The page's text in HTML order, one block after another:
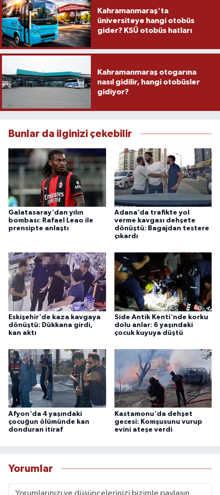
Kahramanmaraş'ta
üniversiteye hangi otobüs
gider? KSÜ otobüs hatları
Kahramanmaraş otogarına
nasıl gidilir, hangi otobüsler
gidiyor?
Bunlar da ilginizi çekebilir
Galatasaray'dan yılın
bombası: Rafael Leao ile
prensipte anlaştı
Adana’da trafikte yol
verme kavgası dehşete
dönüştü: Bagajdan testere
çıkardı
Eskişehir'de kaza kavgaya
dönüştü: Dükkana girdi,
kan aktı
Side Antik Kenti'nde korku
dolu anlar: 6 yaşındaki
çocuk kuyuya düştü
Afyon'da 4 yaşındaki
çocuğun ölümünde kan
donduran itiraf
Kastamonu'da dehşet
gecesi: Komşusunu vurup
evini ateşe verdi
Yorumlar